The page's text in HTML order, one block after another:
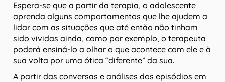
Espera-se que a partir da terapia, o adolescente
aprenda alguns comportamentos que lhe ajudem a
lidar com as situações que até então não tinham
sido vividas ainda, como por exemplo, o terapeuta
poderá ensiná-lo a olhar o que acontece com ele e à
sua volta por uma ótica “diferente” da sua.
A partir das conversas e análises dos episódios em